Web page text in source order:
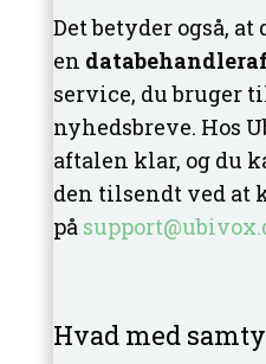
Det betyder også,
en
service, du bruger
nyhedsbreve. Hos
aftalen klar, og du
den tilsendt ved at
på
Hvad med